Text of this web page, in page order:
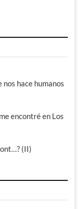
hace humanos
encontré en Los
(II)